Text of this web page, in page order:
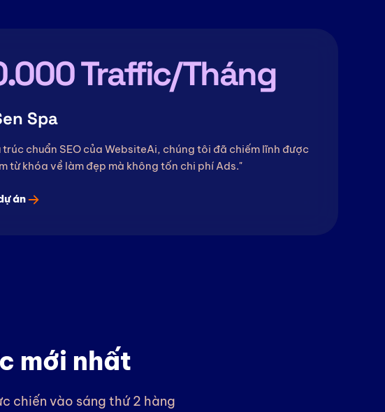
Traffic/Tháng
Spa
trúc chuẩn SEO của WebsiteAi, chúng tôi đã chiếm lĩnh được
từ khóa về làm đẹp mà không tốn chi phí Ads."
án
mới nhất
chiến vào sáng thứ 2 hàng